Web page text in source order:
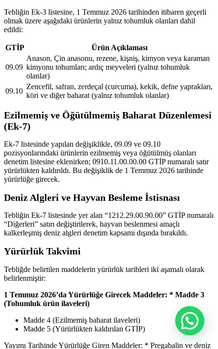
Tebliğin Ek-3 listesine, 1 Temmuz 2026 tarihinden itibaren geçerli
olmak üzere aşağıdaki ürünlerin yalnız tohumluk olanları dahil
edildi:
GTİP Ürün Açıklaması
09.09
Anason, Çin anasonu, rezene, kişniş, kimyon veya karaman
kimyonu tohumları; ardıç meyveleri (yalnız tohumluk
olanlar)
09.10
Zencefil, safran, zerdeçal (curcuma), kekik, defne yaprakları,
köri ve diğer baharat (yalnız tohumluk olanlar)
Ezilmemiş ve Öğütülmemiş Baharat Düzenlemesi
(Ek-7)
Ek-7 listesinde yapılan değişiklikle, 09.09 ve 09.10
pozisyonlarındaki ürünlerin ezilmemiş veya öğütülmüş olanları
denetim listesine eklenirken; 0910.11.00.00.00 GTİP numaralı satır
yürürlükten kaldırıldı. Bu değişiklik de 1 Temmuz 2026 tarihinde
yürürlüğe girecek.
Deniz Algleri ve Hayvan Besleme İstisnası
Tebliğin Ek-7 listesinde yer alan “1212.29.00.90.00” GTİP numaralı
“Diğerleri” satırı değiştirilerek, hayvan beslenmesi amaçlı
kalkerleşmiş deniz algleri denetim kapsamı dışında bırakıldı.
Yürürlük Takvimi
Tebliğde belirtilen maddelerin yürürlük tarihleri iki aşamalı olarak
belirlenmiştir:
1 Temmuz 2026’da Yürürlüğe Girecek Maddeler: * Madde 3
(Tohumluk ürün ilaveleri)
Madde 4 (Ezilmemiş baharat ilaveleri)
Madde 5 (Yürürlükten kaldırılan GTİP)
Yayımı Tarihinde Yürürlüğe Giren Maddeler: * Pregabalin ve deniz